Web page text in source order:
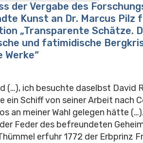
der Vergabe des
Kunst an Dr. Marcus Pilz
„Transparente Schätze.
und fatimidische
Werke“
(…), ich besuchte daselbst David
ein Schiff von seiner Arbeit nach
an meiner Wahl gelegen hätte
Feder des befreundeten
erfuhr 1772 der Erbprinz